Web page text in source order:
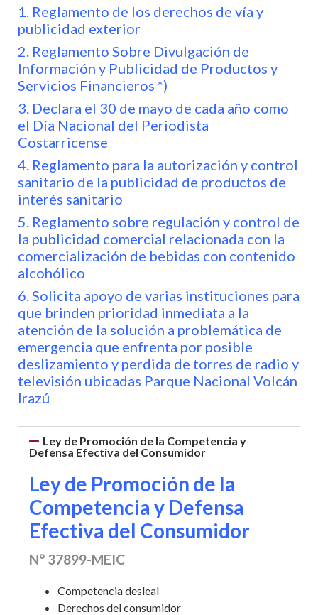
1. Reglamento de los derechos de vía y
publicidad exterior
2. Reglamento Sobre Divulgación de
Información y Publicidad de Productos y
Servicios Financieros *)
3. Declara el 30 de mayo de cada año como
el Día Nacional del Periodista
Costarricense
4. Reglamento para la autorización y control
sanitario de la publicidad de productos de
interés sanitario
5. Reglamento sobre regulación y control de
la publicidad comercial relacionada con la
comercialización de bebidas con contenido
alcohólico
6. Solicita apoyo de varias instituciones para
que brinden prioridad inmediata a la
atención de la solución a problemática de
emergencia que enfrenta por posible
deslizamiento y perdida de torres de radio y
televisión ubicadas Parque Nacional Volcán
Irazú
Ley de Promoción de la Competencia y
Defensa Efectiva del Consumidor
Ley de Promoción de la
Competencia y Defensa
Efectiva del Consumidor
N° 37899-MEIC
Competencia desleal
Derechos del consumidor